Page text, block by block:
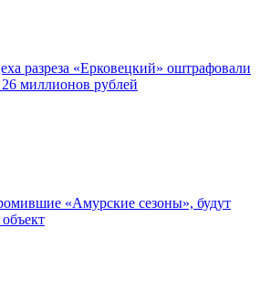
разреза «Ерковецкий» оштрафовали
миллионов рублей
«Амурские сезоны», будут